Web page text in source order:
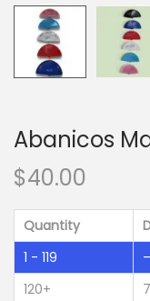
Abanicos
$40.00
Quantity
1 - 119
120+